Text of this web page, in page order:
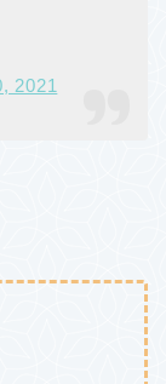
2021